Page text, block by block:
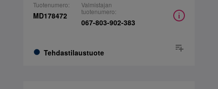
Tuotenumero:
MD178472
Tehdastilaustuote
Valmistajan
tuotenumero:
067-803-902-383